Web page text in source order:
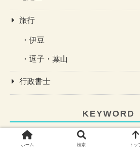
旅行
伊豆
逗子・葉山
行政書士
KEYWORD
葉山女子旅きっぷ TSUTAYA
ホーム 検索 トッ